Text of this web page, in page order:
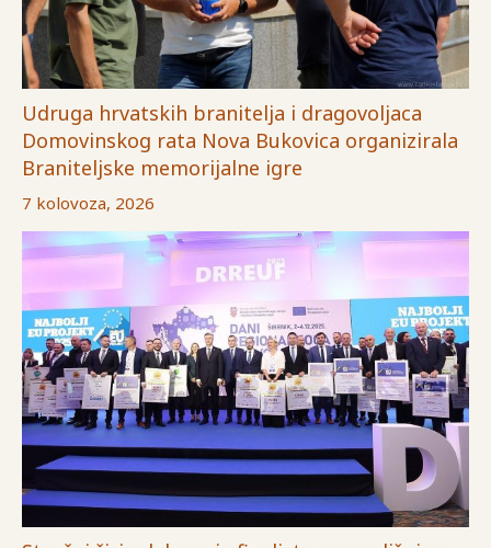
Udruga hrvatskih branitelja i dragovoljaca
Domovinskog rata Nova Bukovica organizirala
Braniteljske memorijalne igre
7 kolovoza, 2026